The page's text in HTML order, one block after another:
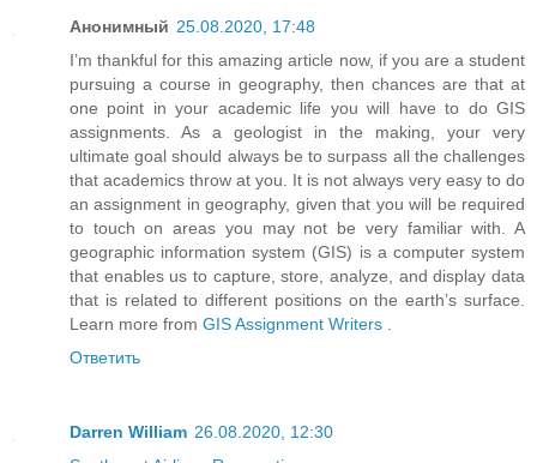
Анонимный 25.08.2020, 17:48
I’m thankful for this amazing article now, if you are a student
pursuing a course in geography, then chances are that at
one point in your academic life you will have to do GIS
assignments. As a geologist in the making, your very
ultimate goal should always be to surpass all the challenges
that academics throw at you. It is not always very easy to do
an assignment in geography, given that you will be required
to touch on areas you may not be very familiar with. A
geographic information system (GIS) is a computer system
that enables us to capture, store, analyze, and display data
that is related to different positions on the earth’s surface.
Learn more from GIS Assignment Writers
Ответить
Darren William 26.08.2020, 12:30